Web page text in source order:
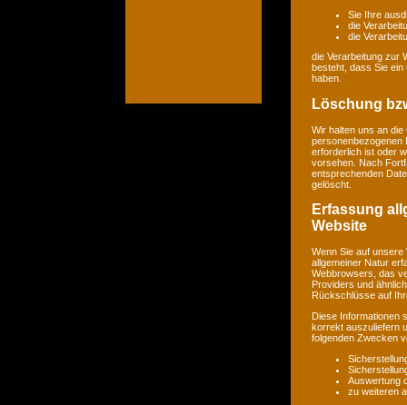
Sie Ihre
die
die
die Verarbeitung zur
besteht, dass Sie
haben.
Löschung
Wir halten uns an
personenbezogenen
erforderlich ist oder
vorsehen. Nach
entsprechenden
gelöscht.
Erfassung
Website
Wenn Sie auf
allgemeiner Natur
Webbrowsers, das
Providers und
Rückschlüsse auf
Diese Informationen
korrekt auszuliefern
folgenden Zwecken
Auswertung
zu weiteren